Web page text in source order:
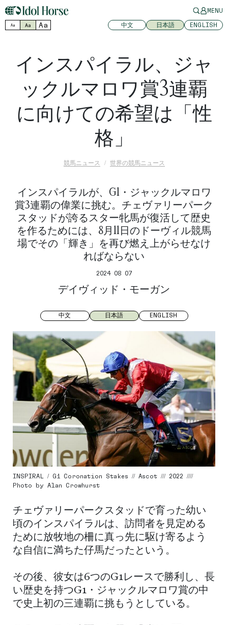
MENU
Aa Aa Aa 中文 日本語 ENGLISH
インスパイラル、ジャ
ックルマロワ賞3連覇
に向けての希望は「性
格」
競馬ニュース 世界の競馬ニュース
インスパイラルが、G1・ジャックルマロワ
賞3連覇の偉業に挑む。チェヴァリーパーク
スタッドが誇るスター牝馬が復活して歴史
を作るためには、8月11日のドーヴィル競馬
場でその「輝き」を再び燃え上がらせなけ
ればならない
2024 08 07
デイヴィッド・モーガン
中文 日本語 ENGLISH
INSPIRAL / G1 Coronation Stakes // Ascot /// 2022 ////
Photo by Alan Crowhurst
チェヴァリーパークスタッドで育った幼い
頃のインスパイラルは、訪問者を見定める
ために放牧地の柵に真っ先に駆け寄るよう
な自信に満ちた仔馬だったという。
その後、彼女は6つのG1レースで勝利し、長
い歴史を持つG1・ジャックルマロワ賞の中
で史上初の三連覇に挑もうとしている。